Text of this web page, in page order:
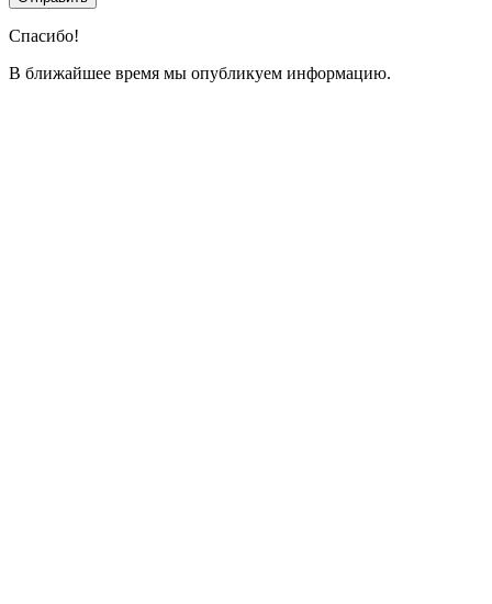
Спасибо!
В ближайшее время мы опубликуем информацию.